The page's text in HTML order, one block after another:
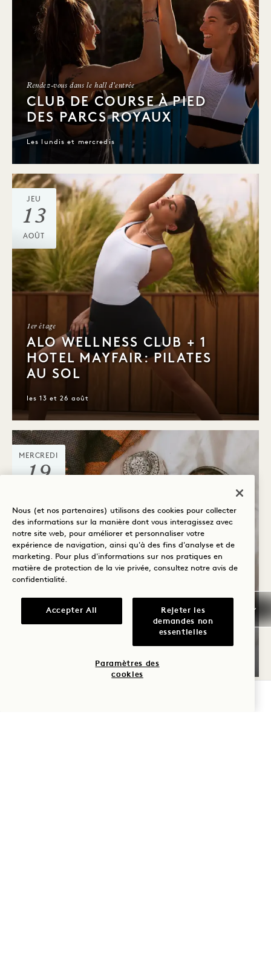
Rendez-vous dans le hall d'entrée
CLUB DE COURSE À PIED
DES PARCS ROYAUX
Les lundis et mercredis
JEU
13
AOÛT
1er étage
ALO WELLNESS CLUB + 1
HOTEL MAYFAIR: PILATES
AU SOL
les 13 et 26 août
MERCREDI
19
Neighbours
LECTURE DE TAROT
Nous (et nos partenaires) utilisons des cookies pour collecter
des informations sur la manière dont vous interagissez avec
notre site web, pour améliorer et personnaliser votre
expérience de navigation, ainsi qu'à des fins d'analyse et de
marketing. Pour plus d'informations sur nos pratiques en
matière de protection de la vie privée, consultez notre avis de
confidentialité.
Accepter All
Rejeter les
demandes non
essentielles
Paramètres des
cookies